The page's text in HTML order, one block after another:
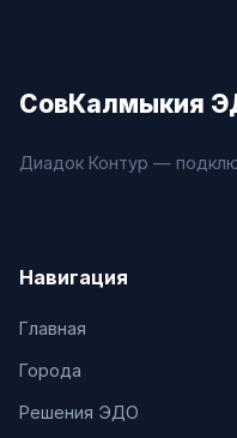
СовКалмыкия
Диадок Контур —
Навигация
Главная
Города
Решения ЭДО